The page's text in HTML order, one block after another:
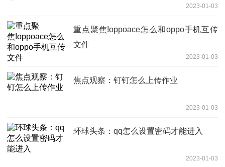
2023-01-03
重点聚焦!oppoace怎么和oppo手机互传
文件
2023-01-03
焦点观察：钉钉怎么上传作业
2023-01-03
环球头条：qq怎么设置密码才能进入
2023-01-03